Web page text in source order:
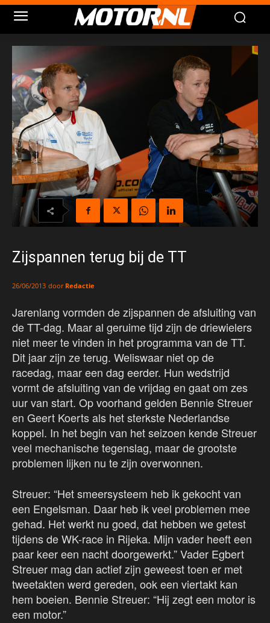
Zijspannen terug bij de TT
26/06/2013 door Redactie
Jarenlang vormden de zijspannen de afsluiting van
de TT-dag. Maar al geruime tijd zijn de driewielers
niet meer te vinden in het programma van de TT.
Dit jaar zijn ze terug. Weliswaar niet op de
racedag, maar een dag eerder. Hun wedstrijd
vormt de afsluiting van de vrijdag en gaat om zes
uur van start. Op voorhand gelden Bennie Streuer
en Geert Koerts als het sterkste Nederlandse
koppel. In het begin van het seizoen kende Streuer
veel mechanische tegenslag, maar de grootste
problemen lijken nu te zijn overwonnen.
Streuer: “Het smeersysteem heb ik gekocht van
een Engelsman. Daar heb ik veel problemen mee
gehad. Het werkt nu goed, dat hebben we getest
tijdens de WK-race in Rijeka. Mijn vader heeft een
paar keer een nacht doorgewerkt.” Vader Egbert
Streuer mag dan actief zijn geweest toen er met
tweetakten werd gereden, ook een viertakt kan
hem boeien. Bennie Streuer: “Hij zegt een motor is
een motor.”